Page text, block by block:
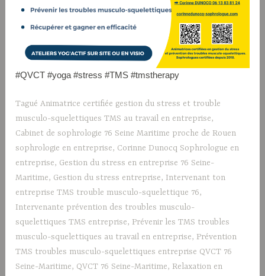
#QVCT #yoga #stress #TMS #tmstherapy
TaguéAnimatrice certifiée gestion du stress et trouble
musculo-squelettiques TMS au travail en entreprise,
Cabinet de sophrologie 76 Seine Maritime proche de Rouen
sophrologie en entreprise, Corinne Dunocq Sophrologue en
entreprise, Gestion du stress en entreprise 76 Seine-
Maritime, Gestion du stress entreprise, Intervenant ton
entreprise TMS trouble musculo-squelettique 76,
Intervenante prévention des troubles musculo-
squelettiques TMS entreprise, Prévenir les TMS troubles
musculo-squelettiques au travail en entreprise, Prévention
TMS troubles musculo-squelettiques entreprise QVCT 76
Seine-Maritime, QVCT 76 Seine-Maritime, Relaxation en